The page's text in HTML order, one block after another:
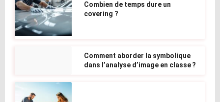
Combien de temps dure un
covering ?
Comment aborder la symbolique
dans l’analyse d’image en classe ?